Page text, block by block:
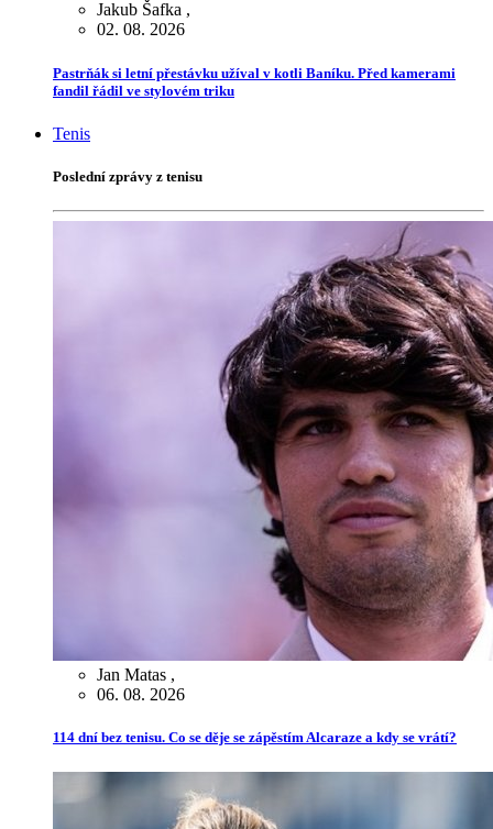
Jakub Šafka ,
02. 08. 2026
Pastrňák si letní přestávku užíval v kotli Baníku. Před kamerami
fandil řádil ve stylovém triku
Tenis
Poslední zprávy z tenisu
Jan Matas ,
06. 08. 2026
114 dní bez tenisu. Co se děje se zápěstím Alcaraze a kdy se vrátí?